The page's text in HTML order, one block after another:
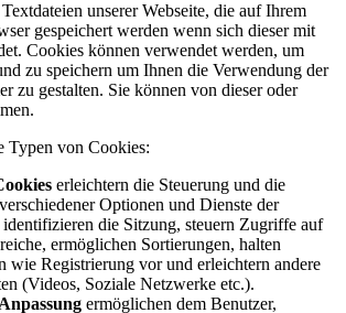
unserer Webseite, die auf Ihrem
gespeichert werden wenn sich dieser mit
Cookies können verwendet werden, um
zu speichern um Ihnen die Verwendung der
zu gestalten. Sie können von dieser oder
Typen von Cookies:
erleichtern die Steuerung und die
Optionen und Dienste der
identifizieren die Sitzung, steuern Zugriffe auf
ermöglichen Sortierungen, halten
wie Registrierung vor und erleichtern andere
(Videos, Soziale Netzwerke etc.).
ermöglichen dem Benutzer,